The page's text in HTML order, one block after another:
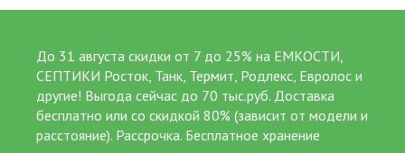
До 31 августа скидки от 7 до 25% на ЕМКОСТИ,
СЕПТИКИ Росток, Танк, Термит, Родлекс, Евролос и
другие! Выгода сейчас до 70 тыс.руб. Доставка
бесплатно или со скидкой 80% (зависит от модели и
расстояние). Рассрочка. Бесплатное хранение